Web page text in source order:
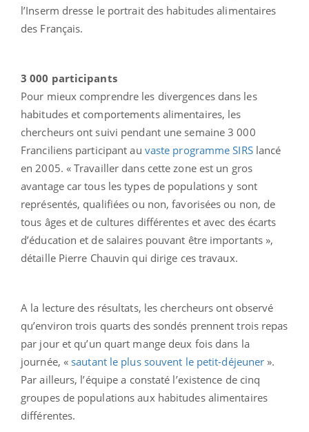
l’Inserm dresse le portrait des habitudes alimentaires
des Français.
3 000 participants
Pour mieux comprendre les divergences dans les
habitudes et comportements alimentaires, les
chercheurs ont suivi pendant une semaine 3 000
Franciliens participant au vaste programme SIRSlancé
en 2005. « Travailler dans cette zone est un gros
avantage car tous les types de populations y sont
représentés, qualifiées ou non, favorisées ou non, de
tous âges et de cultures différentes et avec des écarts
d’éducation et de salaires pouvant être importants »,
détaille Pierre Chauvin qui dirige ces travaux.
A la lecture des résultats, les chercheurs ont observé
qu’environ trois quarts des sondés prennent trois repas
par jour et qu’un quart mange deux fois dans la
journée, « sautant le plus souvent le petit-déjeuner ».
Par ailleurs, l’équipe a constaté l’existence de cinq
groupes de populations aux habitudes alimentaires
différentes.